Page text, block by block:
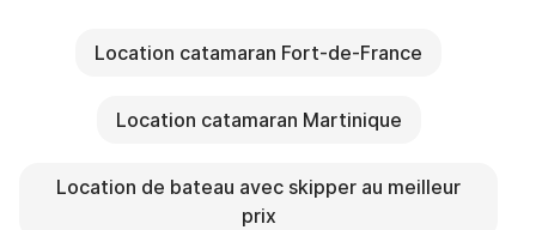
Location catamaran Fort-de-France
Location catamaran Martinique
Location de bateau avec skipper au meilleur
prix